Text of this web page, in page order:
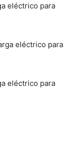
eléctrico para
eléctrico para